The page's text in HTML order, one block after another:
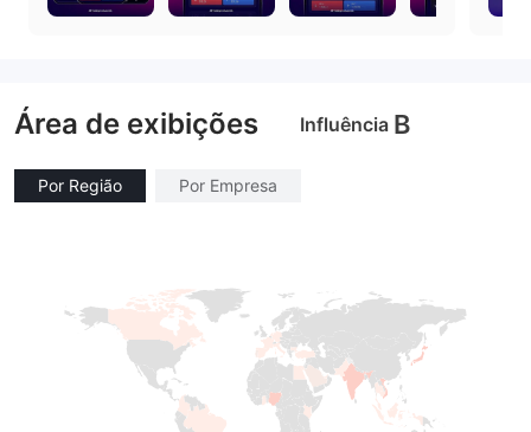
Área de exibições Influência B
Por Região Por Empresa